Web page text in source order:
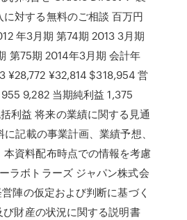
対する無料のご相談 百万円
年3月期 第74期 2013 3月期
第75期 2014年3月期 会計年
¥28,772 ¥32,814 $318,954 営
9,282 当期純利益 1,375
利益 将来の業績に関する見通
記載の事業計画、業績予想、
資料配布時点での情報を考慮
ラボトラーズ ジャパン株式会
陣の仮定および判断に基づく
び財産の状況に関する説明書